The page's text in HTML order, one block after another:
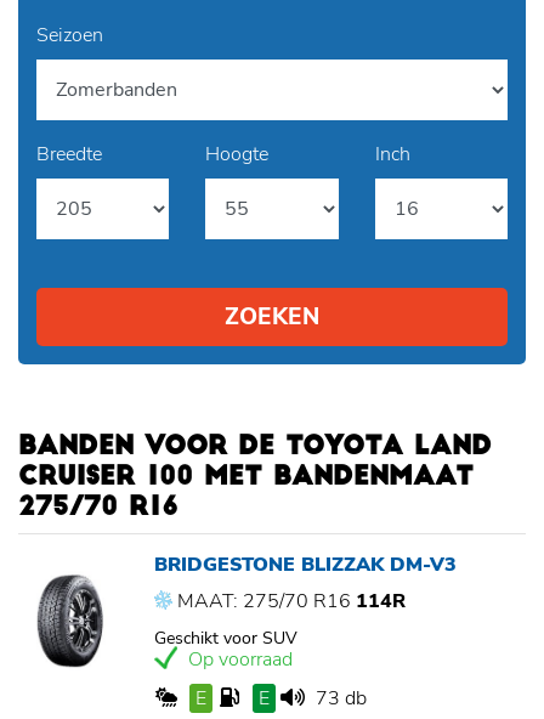
Seizoen
Breedte Hoogte Inch
ZOEKEN
BANDEN VOOR DE TOYOTA LAND
CRUISER 100 MET BANDENMAAT
275/70 R16
BRIDGESTONE BLIZZAK DM-V3
MAAT: 275/70 R16 114R
Geschikt voor SUV
Op voorraad
E
E
73 db